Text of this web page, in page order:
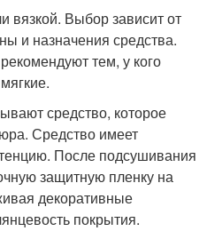
вязкой. Выбор зависит от
и назначения средства.
тем, у кого
средство, которое
Средство имеет
После подсушивания
защитную пленку на
декоративные
покрытия.